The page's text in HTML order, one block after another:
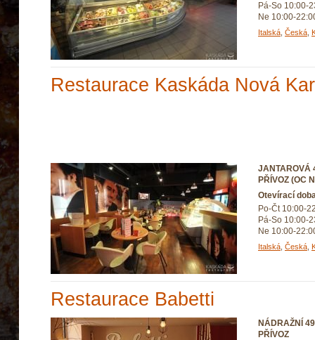
Pá-So 10:00-
Ne 10:00-
Italská Česká
Restaurace Kaskáda Nová
JANTAROVÁ
PŘÍVOZ (OC
Otevírací
Po-Čt 10:00-
Pá-So 10:00-
Ne 10:00-
Italská Česká
Restaurace Babetti
NÁDRAŽNÍ
PŘÍVOZ